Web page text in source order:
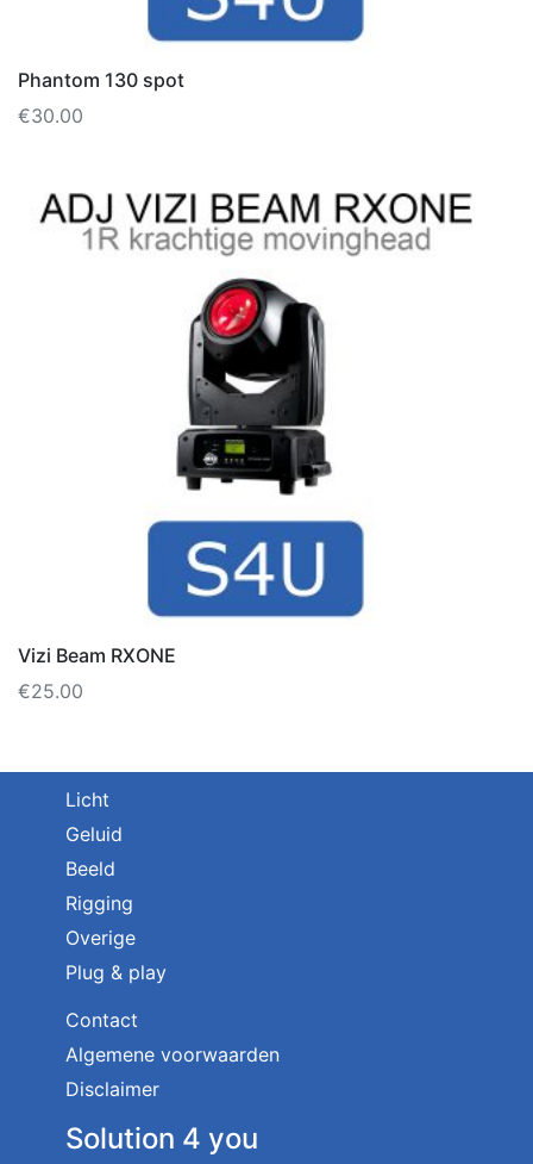
Phantom 130 spot
€30.00
Vizi Beam RXONE
€25.00
Licht
Geluid
Beeld
Rigging
Overige
Plug & play
Contact
Algemene voorwaarden
Disclaimer
Solution 4 you